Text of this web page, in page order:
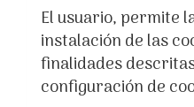
El usuario, permite
instalación de las
finalidades
configuración de